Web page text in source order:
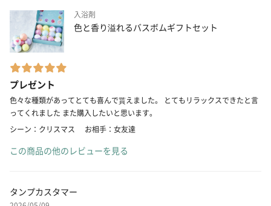
入浴剤
色と香り溢れるバスボムギフトセット
プレゼント
色々な種類があってとても喜んで貰えました。 とてもリラックスできたと言
ってくれました また購入したいと思います。
シーン：クリスマス
お相手：女友達
この商品の他のレビューを見る
タンプカスタマー